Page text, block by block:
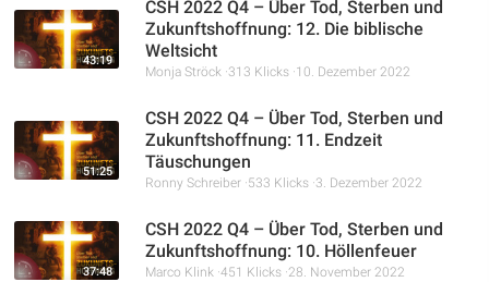
43:19
CSH 2022 Q4 – Über Tod, Sterben und
Zukunftshoffnung: 12. Die biblische
Weltsicht
Monja Ströck 313 Klicks 10. Dezember 2022
51:25
CSH 2022 Q4 – Über Tod, Sterben und
Zukunftshoffnung: 11. Endzeit
Täuschungen
Ronny Schreiber 533 Klicks 3. Dezember 2022
37:48
CSH 2022 Q4 – Über Tod, Sterben und
Zukunftshoffnung: 10. Höllenfeuer
Marco Klink 451 Klicks 28. November 2022